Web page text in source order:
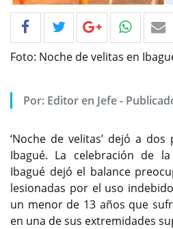
Foto: Noche de velitas en
Por: Editor en Jefe -
‘Noche de velitas’ dejó a
Ibagué. La celebración de la
Ibagué dejó el balance
lesionadas por el uso
un menor de 13 años que
en una de sus extremidades